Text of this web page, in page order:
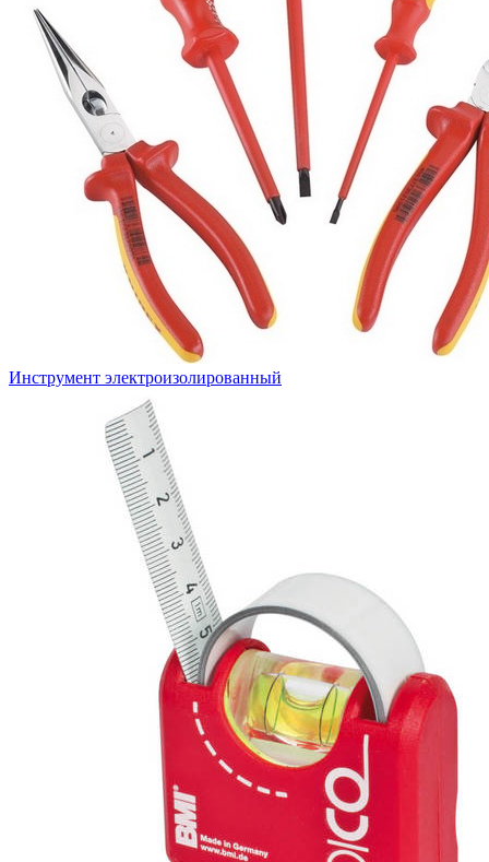
Инструмент электроизолированный